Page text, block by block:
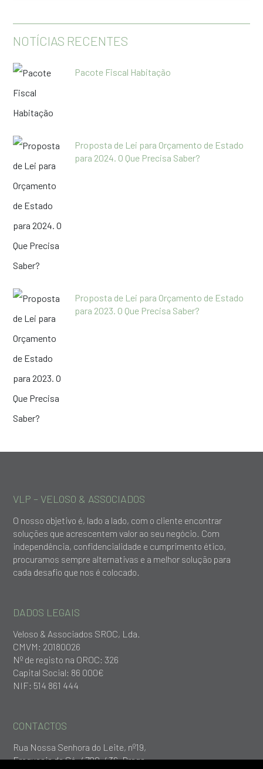
NOTÍCIAS RECENTES
Pacote Fiscal Habitação
Proposta de Lei para Orçamento de Estado
para 2024. O Que Precisa Saber?
Proposta de Lei para Orçamento de Estado
para 2023. O Que Precisa Saber?
VLP – VELOSO & ASSOCIADOS
O nosso objetivo é, lado a lado, com o cliente encontrar
soluções que acrescentem valor ao seu negócio. Com
independência, confidencialidade e cumprimento ético,
procuramos sempre alternativas e a melhor solução para
cada desafio que nos é colocado.
DADOS LEGAIS
Veloso & Associados SROC, Lda.
CMVM: 20180026
Nº de registo na OROC: 326
Capital Social: 86 000€
NIF: 514 861 444
CONTACTOS
Rua Nossa Senhora do Leite, nº19,
Freguesia da Sé, 4700-436, Braga